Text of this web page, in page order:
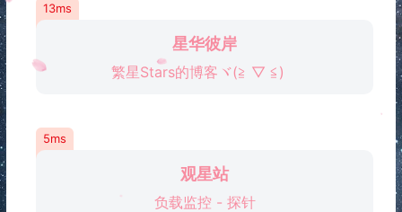
星华彼岸
繁星Stars的博客ヾ(≧ ▽ ≦)ゝ
13ms
观星站
负载监控 - 探针
5ms